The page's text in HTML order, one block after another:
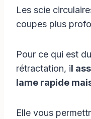
Les scie
coupes plus
Pour ce qui est
rétractation, il
lame rapide
Elle vous